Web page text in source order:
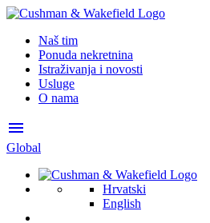
Naš tim
Ponuda nekretnina
Istraživanja i novosti
Usluge
O nama
menu
Global
Hrvatski
English